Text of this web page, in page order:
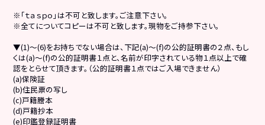
※「ｔａｓｐｏ」は不可と致します。ご注意下さい。
※全てについてコピーは不可と致します。現物をご持参下さい。
▼(1)～(6)をお持ちでない場合は、下記(a)～(f)の公的証明書の２点、もし
くは(a)～(f)の公的証明書１点と、名前が印字されている物１点以上で確
認をとらせて頂きます。（公的証明書１点ではご入場できません）
(a)保険証
(b)住民票の写し
(c)戸籍謄本
(d)戸籍抄本
(e)印鑑登録証明書